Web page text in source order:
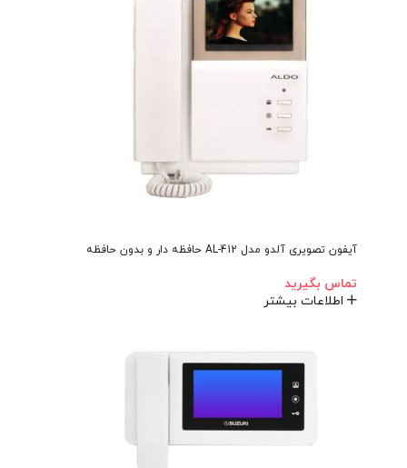
آیفون تصویری آلدو مدل AL-412 حافظه دار و بدون حافظه
تماس بگیرید
اطلاعات بیشتر